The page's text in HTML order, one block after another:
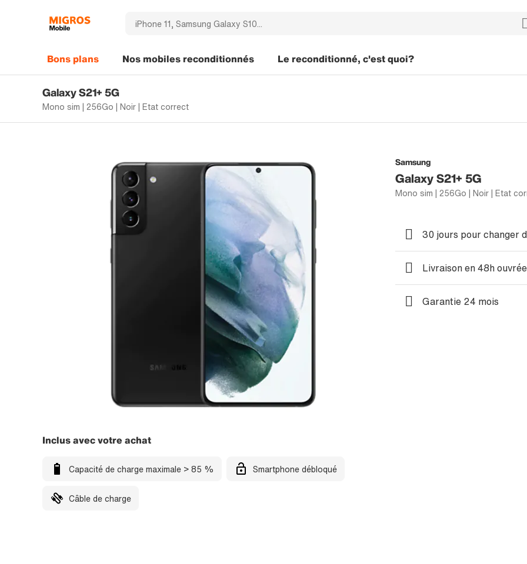
Bons plans Nos mobiles reconditionnés Le reconditionné, c'est quoi?
Galaxy S21+ 5G
Mono sim | 256Go | Noir | Etat correct
Samsung
Galaxy S21+ 5G
Mono sim | 256Go | Noir | Etat
Inclus avec votre achat
Capacité de charge maximale > 85 % Smartphone débloqué
Câble de charge
30 jours pour changer
Livraison en 48h
Garantie 24 mois